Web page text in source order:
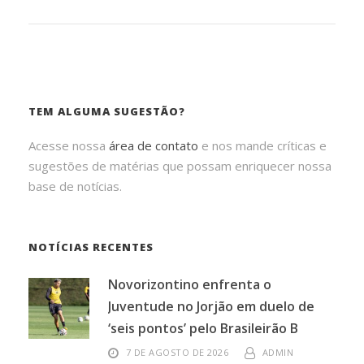
TEM ALGUMA SUGESTÃO?
Acesse nossa área de contato e nos mande críticas e
sugestões de matérias que possam enriquecer nossa
base de notícias.
NOTÍCIAS RECENTES
Novorizontino enfrenta o
Juventude no Jorjão em duelo de
‘seis pontos’ pelo Brasileirão B
7 DE AGOSTO DE 2026 ADMIN